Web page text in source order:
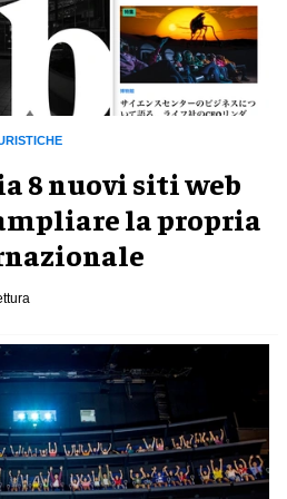
8 nuovi siti web
la propria